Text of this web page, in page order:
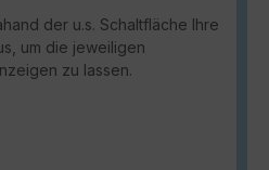
der u.s. Schaltfläche Ihre
um die jeweiligen
zu lassen.